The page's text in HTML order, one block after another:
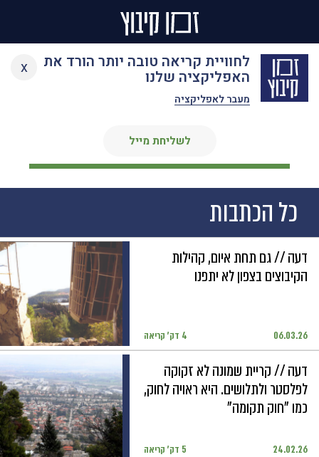
לחוויית קריאה טובה יותר הורד את
האפליקציה שלנו
מעבר לאפליקציה
x
Skip
content
ניסן זאבי
לשליחת מייל
כל הכתבות
06.03.26 4 דק' קריאה
דעה // גם תחת איום, קהילות
הקיבוצים בצפון לא יתפנו
24.02.26 5 דק' קריאה
דעה // קריית שמונה לא זקוקה
לפלסטר ולתלושים. היא ראויה לחוק,
כמו "חוק תקומה"